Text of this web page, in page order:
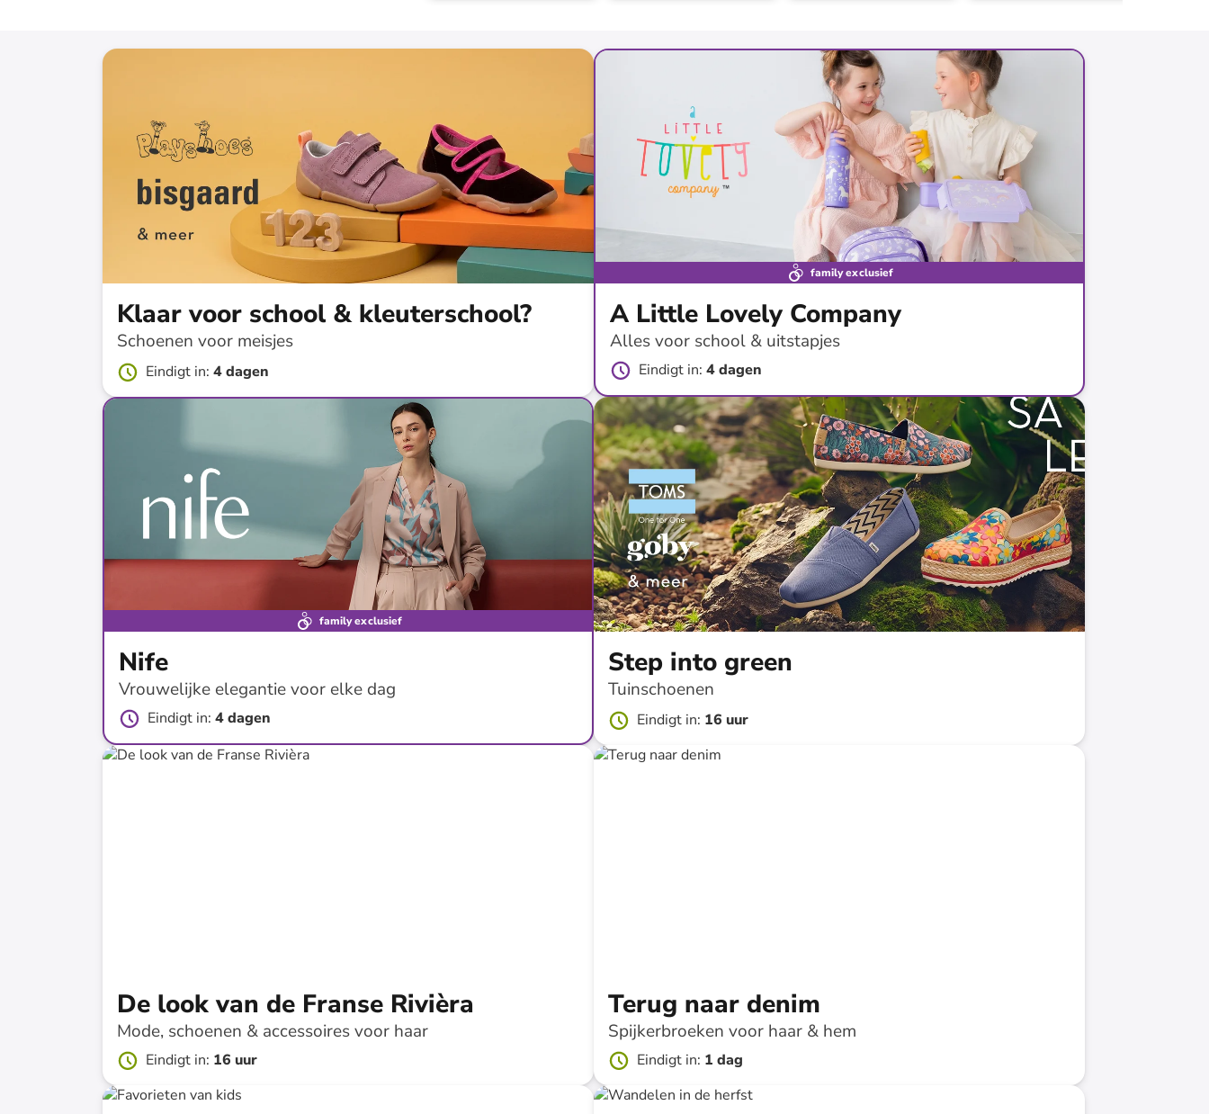
Klaar voor school & kleuterschool?
Schoenen voor meisjes
Eindigt in: 4 dagen
family exclusief
A Little Lovely Company
Alles voor school & uitstapjes
Eindigt in: 4 dagen
tot-43%*
family exclusief
Nife
Vrouwelijke elegantie voor elke dag
Eindigt in: 4 dagen
tot-84%* Nieuwe collectie
Step into green
Tuinschoenen
Eindigt in: 16 uur
tot- 76%* Snellere levering
De look van de Franse Rivièra
Mode, schoenen & accessoires voor haar
Eindigt in: 16 uur
tot-77%*
Terug naar denim
Spijkerbroeken voor haar & hem
Eindigt in: 1 dag
tot-70%*